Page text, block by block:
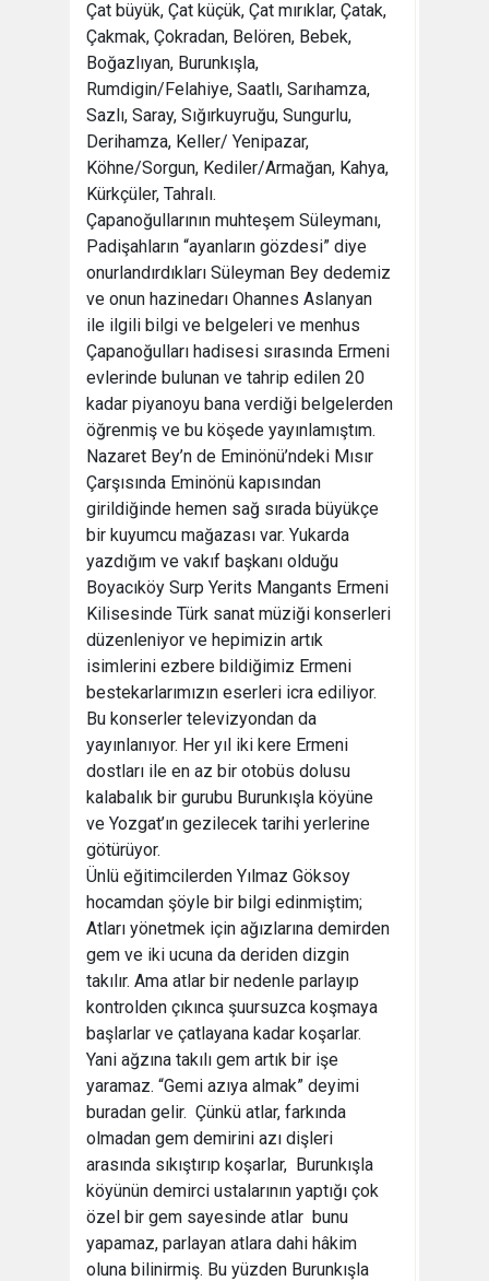
Çat büyük, Çat küçük, Çat mırıklar, Çatak,
Çakmak, Çokradan, Belören, Bebek,
Boğazlıyan, Burunkışla,
Rumdigin/Felahiye, Saatlı, Sarıhamza,
Sazlı, Saray, Sığırkuyruğu, Sungurlu,
Derihamza, Keller/ Yenipazar,
Köhne/Sorgun, Kediler/Armağan, Kahya,
Kürkçüler, Tahralı.
Çapanoğullarının muhteşem Süleymanı,
Padişahların “ayanların gözdesi” diye
onurlandırdıkları Süleyman Bey dedemiz
ve onun hazinedarı Ohannes Aslanyan
ile ilgili bilgi ve belgeleri ve menhus
Çapanoğulları hadisesi sırasında Ermeni
evlerinde bulunan ve tahrip edilen 20
kadar piyanoyu bana verdiği belgelerden
öğrenmiş ve bu köşede yayınlamıştım.
Nazaret Bey’n de Eminönü’ndeki Mısır
Çarşısında Eminönü kapısından
girildiğinde hemen sağ sırada büyükçe
bir kuyumcu mağazası var. Yukarda
yazdığım ve vakıf başkanı olduğu
Boyacıköy Surp Yerits Mangants Ermeni
Kilisesinde Türk sanat müziği konserleri
düzenleniyor ve hepimizin artık
isimlerini ezbere bildiğimiz Ermeni
bestekarlarımızın eserleri icra ediliyor.
Bu konserler televizyondan da
yayınlanıyor. Her yıl iki kere Ermeni
dostları ile en az bir otobüs dolusu
kalabalık bir gurubu Burunkışla köyüne
ve Yozgat’ın gezilecek tarihi yerlerine
götürüyor.
Ünlü eğitimcilerden Yılmaz Göksoy
hocamdan şöyle bir bilgi edinmiştim;
Atları yönetmek için ağızlarına demirden
gem ve iki ucuna da deriden dizgin
takılır. Ama atlar bir nedenle parlayıp
kontrolden çıkınca şuursuzca koşmaya
başlarlar ve çatlayana kadar koşarlar.
Yani ağzına takılı gem artık bir işe
yaramaz. “Gemi azıya almak” deyimi
buradan gelir. Çünkü atlar, farkında
olmadan gem demirini azı dişleri
arasında sıkıştırıp koşarlar, Burunkışla
köyünün demirci ustalarının yaptığı çok
özel bir gem sayesinde atlar bunu
yapamaz, parlayan atlara dahi hâkim
oluna bilinirmiş. Bu yüzden Burunkışla